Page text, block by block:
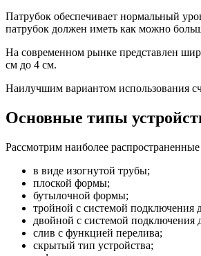
Патрубок обеспечивает нормальный
патрубок должен иметь как можно
На современном рынке представлен
см до 4 см.
Наилучшим вариантом использования
Основные типы
Рассмотрим наиболее
в виде изогнутой трубы;
плоской формы;
бутылочной формы;
тройной с системой подключения
двойной с системой подключения
слив с функцией перелива;
скрытый тип устройства;